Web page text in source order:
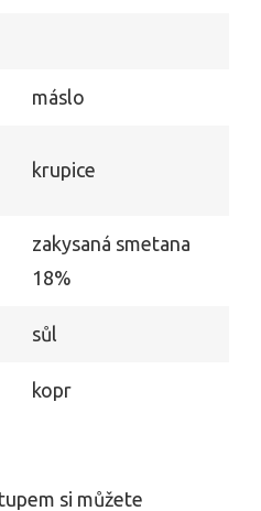
máslo
krupice
zakysaná smetana
18%
sůl
kopr
si můžete